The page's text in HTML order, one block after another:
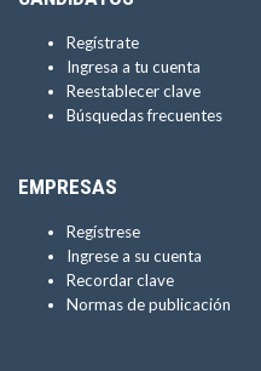
Regístrate
Ingresa a tu cuenta
Reestablecer clave
Búsquedas frecuentes
EMPRESAS
Regístrese
Ingrese a su cuenta
Recordar clave
Normas de publicación